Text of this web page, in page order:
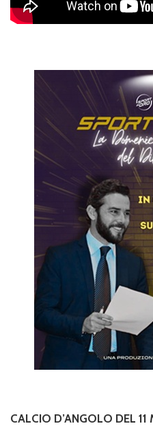
CALCIO D’ANGOLO DEL